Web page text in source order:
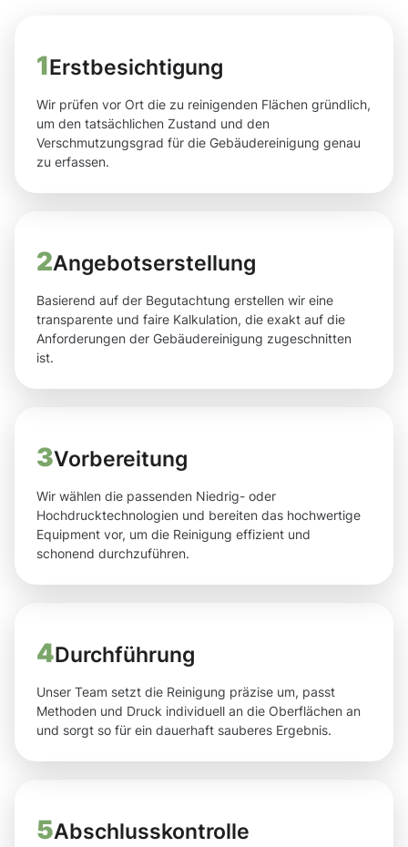
1Erstbesichtigung
Wir prüfen vor Ort die zu reinigenden Flächen gründlich,
um den tatsächlichen Zustand und den
Verschmutzungsgrad für die Gebäudereinigung genau
zu erfassen.
2Angebotserstellung
Basierend auf der Begutachtung erstellen wir eine
transparente und faire Kalkulation, die exakt auf die
Anforderungen der Gebäudereinigung zugeschnitten
ist.
3Vorbereitung
Wir wählen die passenden Niedrig- oder
Hochdrucktechnologien und bereiten das hochwertige
Equipment vor, um die Reinigung effizient und
schonend durchzuführen.
4Durchführung
Unser Team setzt die Reinigung präzise um, passt
Methoden und Druck individuell an die Oberflächen an
und sorgt so für ein dauerhaft sauberes Ergebnis.
5Abschlusskontrolle